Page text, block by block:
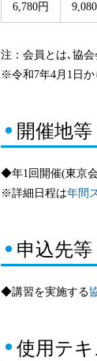
6,780円
注：会員とは､協
※令和7年4月1日か
開催地等
◆年1回開催(東京
※詳細日程は年間
申込先等
◆講習を実施する
使用テ